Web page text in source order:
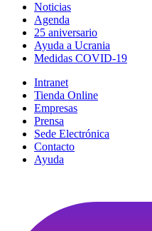
Noticias
Agenda
25 aniversario
Ayuda a Ucrania
Medidas COVID-19
Intranet
Tienda Online
Empresas
Prensa
Sede Electrónica
Contacto
Ayuda